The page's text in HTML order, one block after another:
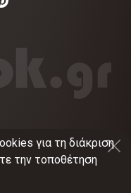
ΓΕΜΗ:
για τη διάκριση
την τοποθέτηση